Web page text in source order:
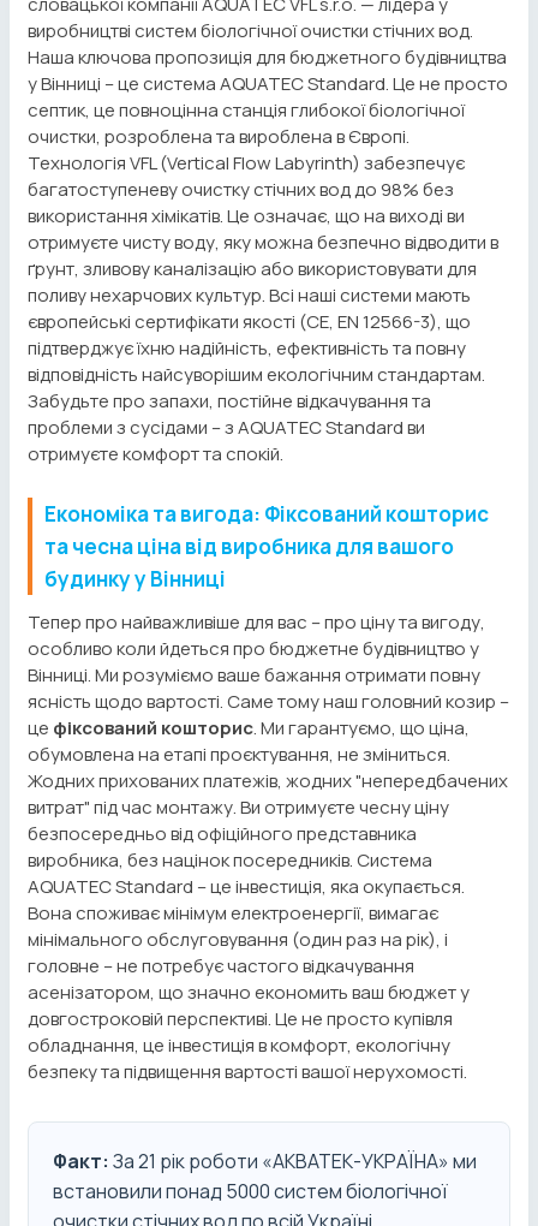
виробництві систем біологічної очистки стічних вод.
Наша ключова пропозиція для бюджетного будівництва
у Вінниці – це система AQUATEC Standard. Це не просто
септик, це повноцінна станція глибокої біологічної
очистки, розроблена та вироблена в Європі.
Технологія VFL (Vertical Flow Labyrinth) забезпечує
багатоступеневу очистку стічних вод до 98% без
використання хімікатів. Це означає, що на виході ви
отримуєте чисту воду, яку можна безпечно відводити в
ґрунт, зливову каналізацію або використовувати для
поливу нехарчових культур. Всі наші системи мають
європейські сертифікати якості (CE, EN 12566-3), що
підтверджує їхню надійність, ефективність та повну
відповідність найсуворішим екологічним стандартам.
Забудьте про запахи, постійне відкачування та
проблеми з сусідами – з AQUATEC Standard ви
отримуєте комфорт та спокій.
Економіка та вигода: Фіксований кошторис
та чесна ціна від виробника для вашого
будинку у Вінниці
Тепер про найважливіше для вас – про ціну та вигоду,
особливо коли йдеться про бюджетне будівництво у
Вінниці. Ми розуміємо ваше бажання отримати повну
ясність щодо вартості. Саме тому наш головний козир –
це фіксований кошторис. Ми гарантуємо, що ціна,
обумовлена на етапі проєктування, не зміниться.
Жодних прихованих платежів, жодних "непередбачених
витрат" під час монтажу. Ви отримуєте чесну ціну
безпосередньо від офіційного представника
виробника, без націнок посередників. Система
AQUATEC Standard – це інвестиція, яка окупається.
Вона споживає мінімум електроенергії, вимагає
мінімального обслуговування (один раз на рік), і
головне – не потребує частого відкачування
асенізатором, що значно економить ваш бюджет у
довгостроковій перспективі. Це не просто купівля
обладнання, це інвестиція в комфорт, екологічну
безпеку та підвищення вартості вашої нерухомості.
Факт: За 21 рік роботи «АКВАТЕК-УКРАЇНА» ми
встановили понад 5000 систем біологічної